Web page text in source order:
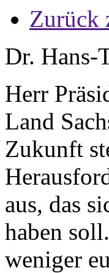
Zurück
Dr.
Herr
Land
Zukunft
aus, das
haben
weniger